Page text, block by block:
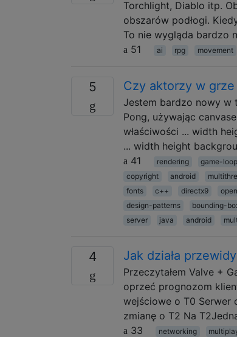
Torchlight, Diablo itp.
obszarów podłogi.
To nie wygląda bardzo
51
ai rpg movement
5 Czy aktorzy w
Jestem bardzo nowy w
Pong, używając
właściwości ... width
... width height
41
rendering game-loop
copyright
android
fonts
c++ directx9
design-patterns
bounding-
server
java android
4 Jak działa
Przeczytałem Valve +
oprzeć prognozom
wejściowe o T0 Serwer
zmianę o T2 Na
33
networking